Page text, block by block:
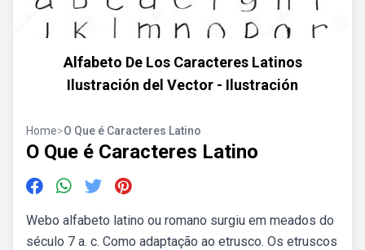
Alfabeto De Los Caracteres Latinos
Ilustración del Vector - Ilustración
Home>O Que é Caracteres Latino
O Que é Caracteres Latino
Webo alfabeto latino ou romano surgiu em meados do
século 7 a. c. Como adaptação ao etrusco. Os etruscos